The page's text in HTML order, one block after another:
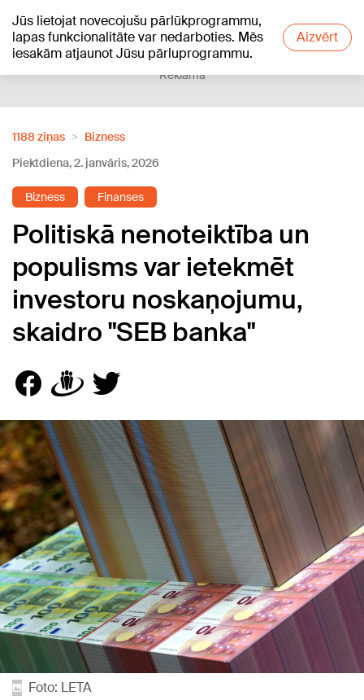
Jūs lietojat novecojušu pārlūkprogrammu,
lapas funkcionalitāte var nedarboties. Mēs
iesakām atjaunot Jūsu pārluprogrammu.
Aizvērt
+17°C
Reklāma
1188 ziņas
Bizness
Piektdiena, 2. janvāris, 2026
Bizness Finanses
Politiskā nenoteiktība un
populisms var ietekmēt
investoru noskaņojumu,
skaidro "SEB banka"
Foto: LETA